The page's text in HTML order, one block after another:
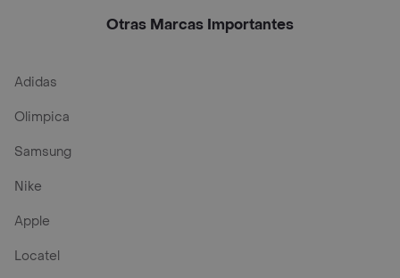
Otras Marcas Importantes
Adidas
Olimpica
Samsung
Nike
Apple
Locatel